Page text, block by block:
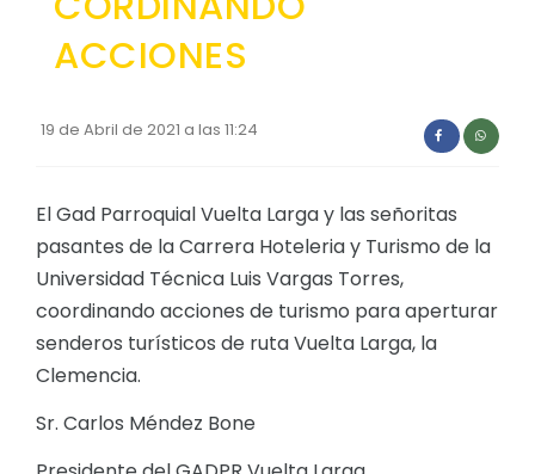
GESTIÓN ADMINISTRATIVA
Plan de desarrollo y Ordenamiento Territorial -
Plan Operativo Anual - POA
Convenios Institucionales
PRESUPUESTO: EJECUCIÓN Y REPORTES
Cédulas presupuestarias y balances
Procesos de contratación
Ejecución Presupuestaria
ACCIONES
19 de Abril de 2021 a las 11:24
El Gad Parroquial Vuelta Larga y las señoritas
pasantes de la Carrera Hoteleria y Turismo de la
Universidad Técnica Luis Vargas Torres,
coordinando acciones de turismo para aperturar
senderos turísticos de ruta Vuelta Larga, la
Clemencia.
Sr. Carlos Méndez Bone